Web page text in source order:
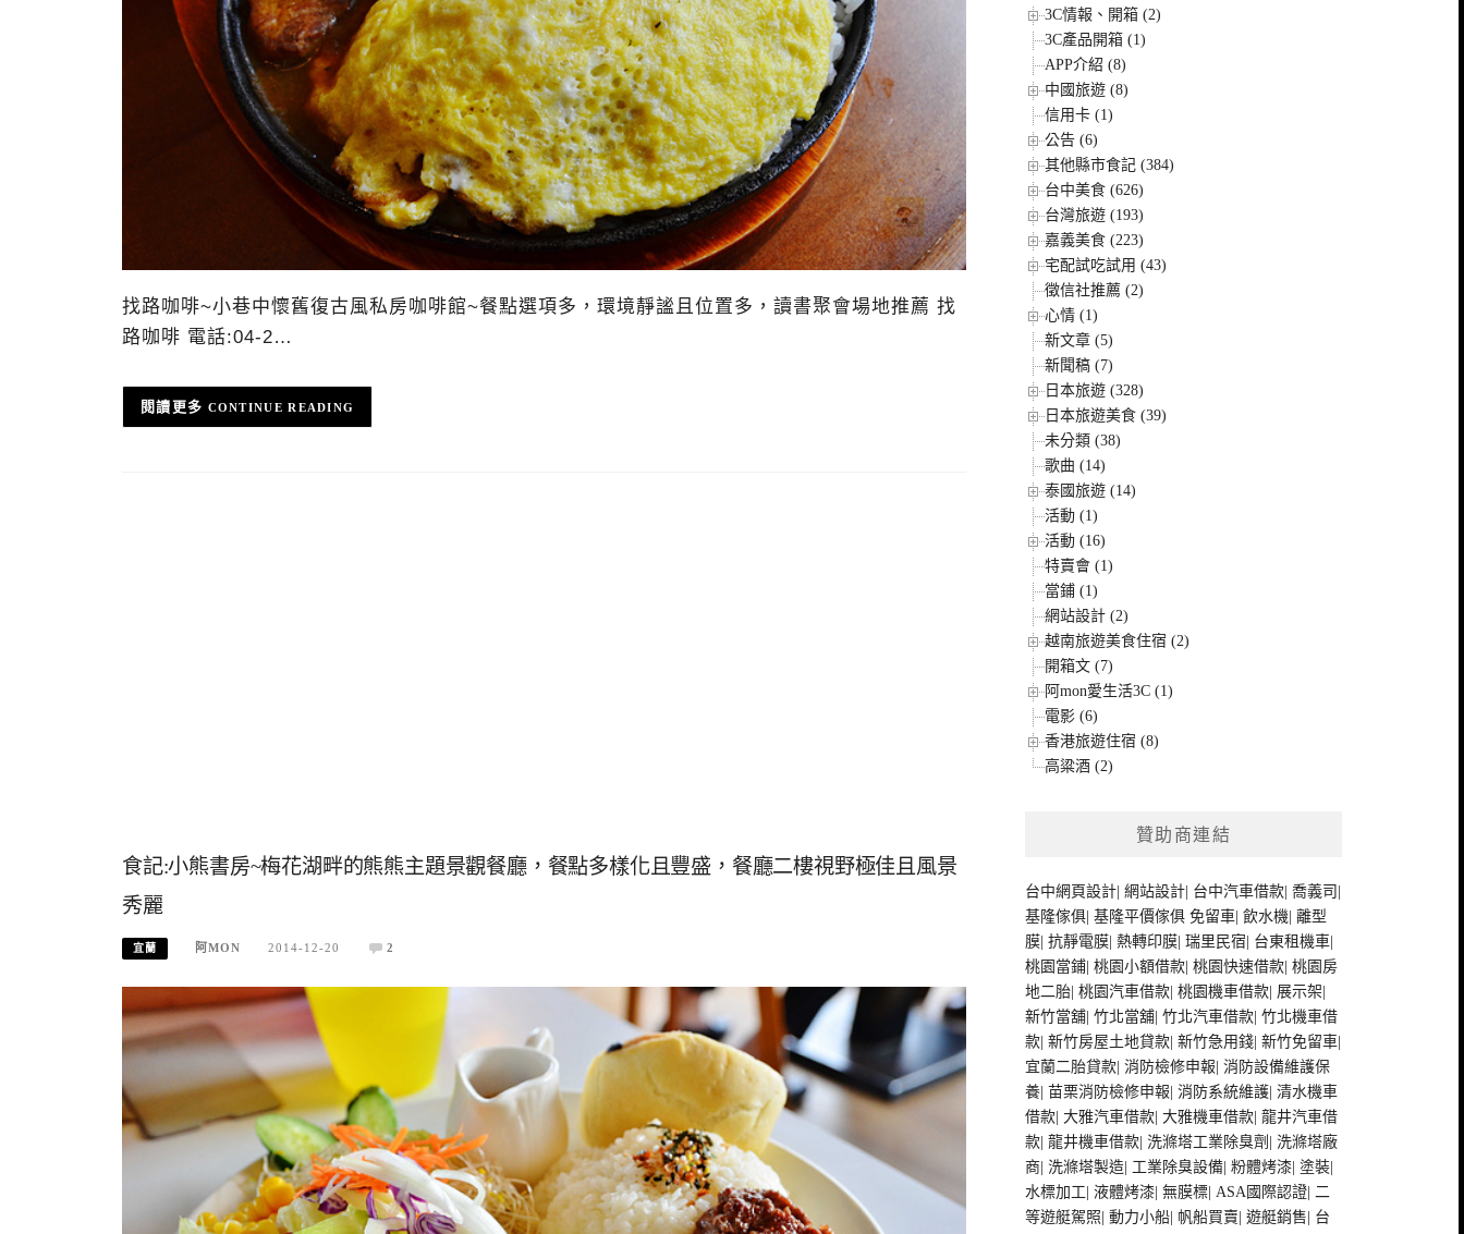
找路咖啡~小巷中懷舊復古風私房咖啡館~餐點選項多，環境靜謐且位置多，讀書聚會場地推薦 找
路咖啡 電話:04-2…
CONTINUE READING
食記:小熊書房~梅花湖畔的熊熊主題景觀餐廳，餐點多樣化且豐盛，餐廳二樓視野極佳且風景
秀麗
宜蘭 阿MON 2014-12-20 2
3C情報、開箱 (2)
3C產品開箱 (1)
APP介紹 (8)
中國旅遊 (8)
信用卡 (1)
公告 (6)
其他縣市食記 (384)
台中美食 (626)
台灣旅遊 (193)
嘉義美食 (223)
宅配試吃試用 (43)
徵信社推薦 (2)
心情 (1)
新文章 (5)
新聞稿 (7)
日本旅遊 (328)
日本旅遊美食 (39)
未分類 (38)
歌曲 (14)
泰國旅遊 (14)
活動 (1)
活動 (16)
特賣會 (1)
當鋪 (1)
網站設計 (2)
越南旅遊美食住宿 (2)
開箱文 (7)
阿mon愛生活3C (1)
電影 (6)
香港旅遊住宿 (8)
高粱酒 (2)
贊助商連結
台中網頁設計 |網站設計 台中汽車借款 |喬義司
基隆傢俱 |基隆平價傢俱 免留車 |飲水機 |離型
膜 |抗靜電膜 |熱轉印膜 |瑞里民宿 台東租機車
桃園當鋪 |桃園小額借款 |桃園快速借款 |桃園房
地二胎 |桃園汽車借款 |桃園機車借款 展示架
新竹當舖 |竹北當舖 |竹北汽車借款 |竹北機車借
款 |新竹房屋土地貸款 |新竹急用錢 |新竹免留車
宜蘭二胎貸款 |消防檢修申報 |消防設備維護保
養 |苗栗消防檢修申報 |消防系統維護 |清水機車
借款 |大雅汽車借款 |大雅機車借款 |龍井汽車借
款 |龍井機車借款 洗滌塔工業除臭劑
洗滌塔廠
商 洗滌塔製造 工業除臭設備 |粉體烤漆 |塗裝
水標加工 |液體烤漆 |無膜標 |ASA國際認證 |二
等遊艇駕照 |動力小船 帆船買賣 |遊艇銷售 台